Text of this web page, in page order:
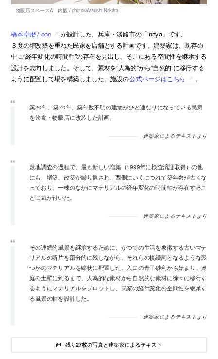
橋本卓磨 / ooc
が設計した、兵庫・淡路市の「inaya」です。
３度の増改築を重ねた民家を店舗とする計画です。建築家は、既存の
中に“経年変化の時間軸”の存在を見出し、そこにある空間性を継承する
設計を志向しました。そして、素材を“人為的”から“自然的”に移行する
ように配置して場を構築しました。施設の公式ページはこちら 。
築20年、築70年、築年数不明の建物がひと連なりになっている民家
を飲食・物販店に改装した計画。
建築家によるテキストより
敷地調査の過程で、最も新しい増築（1999年に検査済証取得）の他
にも、増築、改築が繰り返され、西側にいくにつれて築年数が古くな
っており、一棟のなかにマテリアルの経年変化の時間軸が存在するこ
とに気が付いた。
建築家によるテキストより
その連続的風景を継承するために、かつての生活を象徴する古いマテ
リアルの断片を部分的に残しながら、それらの接続詞となるような幾
つかのマテリアルを線状に配置した。入口の青玉砂利から始まり、奥
庭の土壁に到るまで、人為的な素材から自然的な素材に徐々に移行す
るようにマテリアルをプロットし、民家の経年変化の空間性を継承す
る風景の軸を設計した。
建築家によるテキストより
残り27枚の写真と建築家によるテキスト